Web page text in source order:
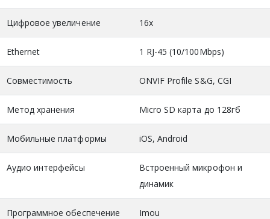
Цифровое увеличение 16x
Ethernet 1 RJ-45 (10/100Mbps)
Совместимость ONVIF Profile S&G, CGI
Метод хранения Micro SD карта до 128гб
Мобильные платформы iOS, Android
Аудио интерфейсы
Встроенный микрофон и
динамик
Программное обеспечение Imou